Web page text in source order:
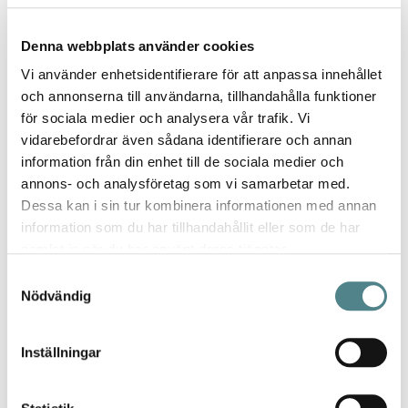
Denna webbplats använder cookies
Vi använder enhetsidentifierare för att anpassa innehållet
och annonserna till användarna, tillhandahålla funktioner
för sociala medier och analysera vår trafik. Vi
vidarebefordrar även sådana identifierare och annan
information från din enhet till de sociala medier och
annons- och analysföretag som vi samarbetar med.
Dessa kan i sin tur kombinera informationen med annan
information som du har tillhandahållit eller som de har
Nödvändig
Inställningar
den
Sköna jobbsandaler
Betyg *
100%
Eftersom jag jobbar hemifrån och står mycket så fick det bli ett par
likadana hemma som på jobbet.
Håller i evigheter.
Recenserad av Lisa Publicerat
den
2021-05-13
Bilbao
Perfekta inneskor, supersköna! Känns väldigt bra för trötta fötter.
Betyg *